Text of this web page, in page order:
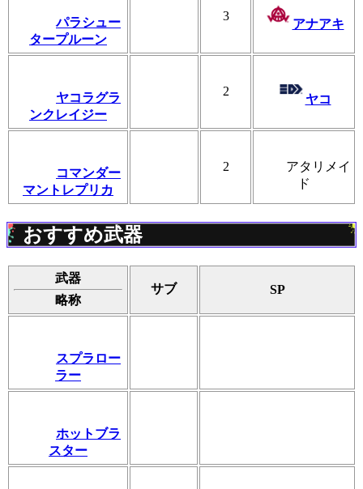
パラシュー
タープルーン
3
アナアキ
ヤコラグラ
ンクレイジー
2
ヤコ
コマンダー
マントレプリカ
2
アタリメイ
ド
おすすめ武器
武器
略称
サブ SP
スプラロー
ラー
ホットブラ
スター